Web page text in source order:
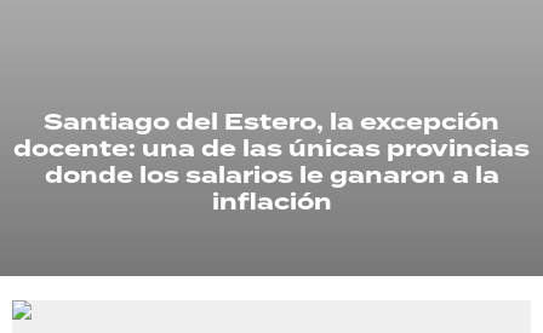
Santiago del Estero, la excepción
docente: una de las únicas provincias
donde los salarios le ganaron a la
inflación
RECETAS
PALABRAS